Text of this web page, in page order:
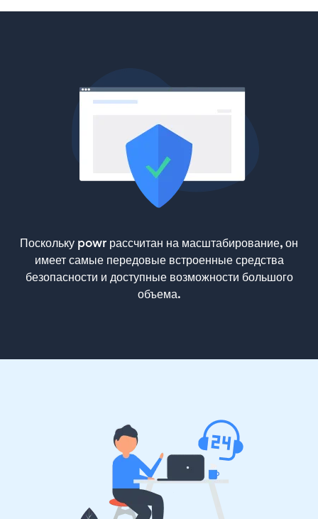
Поскольку powr рассчитан на масштабирование, он
имеет самые передовые встроенные средства
безопасности и доступные возможности большого
объема.